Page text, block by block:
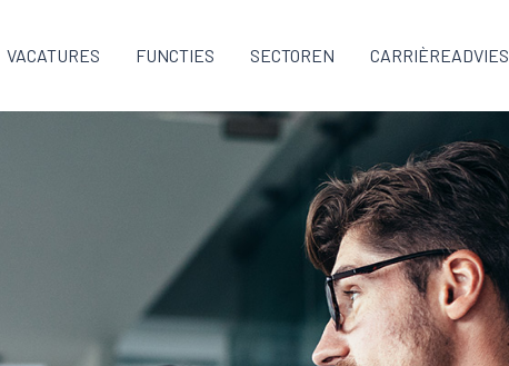
VACATURES FUNCTIES SECTOREN CARRIÈREADVIES